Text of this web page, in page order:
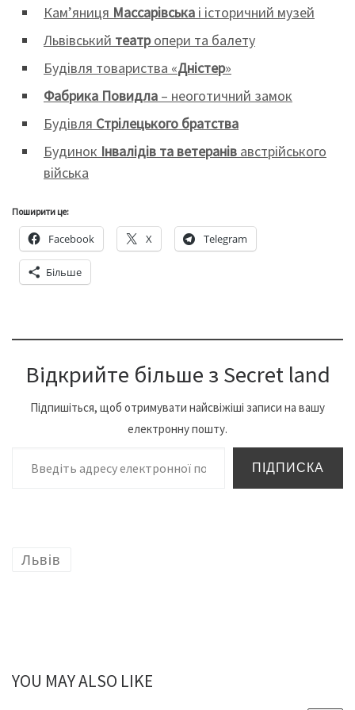
Кам’яниця Массарівська і історичний музей
Львівський театропери та балету
Будівля товариства «Дністер»
Фабрика Повидла – неоготичний замок
Будівля Стрілецького братства
Будинок Інвалідів та ветеранів австрійського
війська
Поширити це:
Facebook X Telegram
Більше
Відкрийте більше з Secret land
Підпишіться, щоб отримувати найсвіжіші записи на вашу
електронну пошту.
Введіть адресу електронної пошти…
ПІДПИСКА
Львів
YOU MAY ALSO LIKE